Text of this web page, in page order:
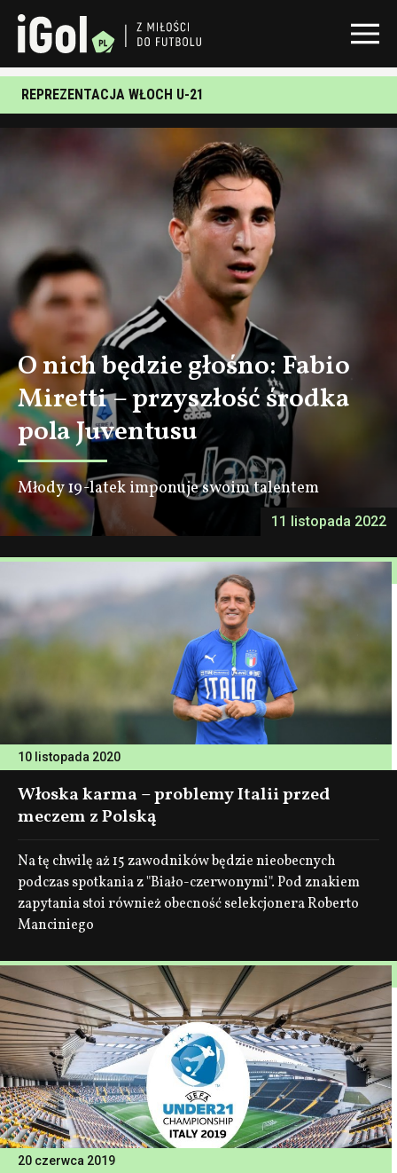
REPREZENTACJA WŁOCH U-21
11 listopada 2022
O nich będzie głośno: Fabio
Miretti – przyszłość środka
pola Juventusu
Młody 19-latek imponuje swoim talentem
10 listopada 2020
Włoska karma – problemy Italii przed
meczem z Polską
Na tę chwilę aż 15 zawodników będzie nieobecnych
podczas spotkania z "Biało-czerwonymi". Pod znakiem
zapytania stoi również obecność selekcjonera Roberto
Manciniego
20 czerwca 2019